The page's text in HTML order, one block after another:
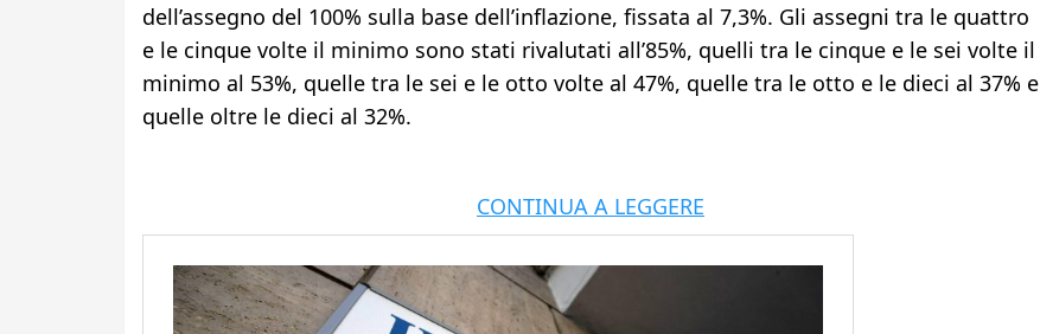
dell’assegno del 100% sulla base dell’inflazione, fissata al 7,3%. Gli assegni tra le quattro
e le cinque volte il minimo sono stati rivalutati all’85%, quelli tra le cinque e le sei volte il
minimo al 53%, quelle tra le sei e le otto volte al 47%, quelle tra le otto e le dieci al 37% e
quelle oltre le dieci al 32%.
CONTINUA A LEGGERE